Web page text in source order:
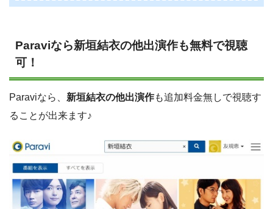
Paraviなら新垣結衣の他出演作も無料で視聴
可！
Paraviなら、 新垣結衣の他出演作も追加料金無しで視聴す
ることが出来ます♪